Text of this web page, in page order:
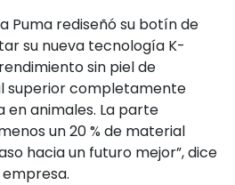
Puma rediseñó su botín de
su nueva tecnología K-
sin piel de
superior completamente
en animales. La parte
un 20 % de material
hacia un futuro mejor”, dice